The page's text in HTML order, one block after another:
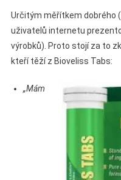
Určitým měřítkem dobrého
uživatelů internetu
výrobků). Proto stojí za to
kteří těží z Bioveliss Tabs:
„Mám